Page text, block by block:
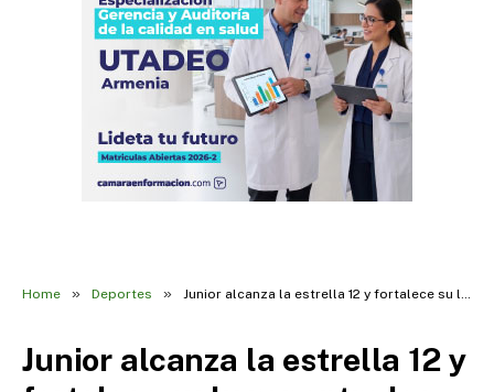
Home » Deportes » Junior alcanza la estrella 12 y fortalece su lugar entre los grandes de Colombia
Junior alcanza la estrella 12 y